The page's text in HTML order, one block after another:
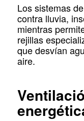
Los sistemas
contra lluvia,
mientras
rejillas
que desvían
aire.